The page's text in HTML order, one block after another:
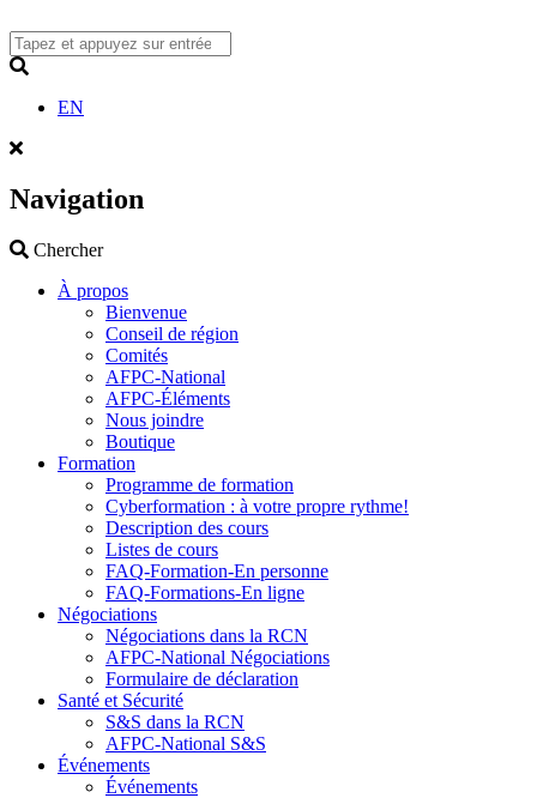
to
content
EN
Navigation
ChercherSearch
À propos
Bienvenue
Conseil de région
Comités
AFPC-National
AFPC-Éléments
Nous joindre
Boutique
Formation
Programme de formation
Cyberformation : à votre propre rythme!
Description des cours
Listes de cours
FAQ-Formation-En personne
FAQ-Formations-En ligne
Négociations
Négociations dans la RCN
AFPC-National Négociations
Formulaire de déclaration
Santé et Sécurité
S&S dans la RCN
AFPC-National S&S
Événements
Événements